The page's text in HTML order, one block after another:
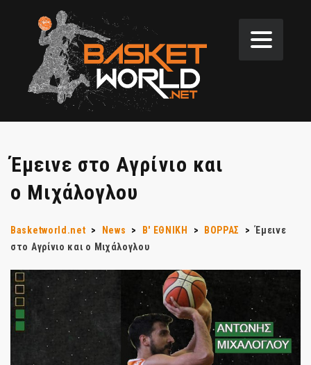
Έμεινε στο Αγρίνιο και
ο Μιχάλογλου
Basketworld.net > News > Β' ΕΘΝΙΚΗ > ΒΟΡΡΑΣ >
Έμεινε
στο Αγρίνιο και ο Μιχάλογλου